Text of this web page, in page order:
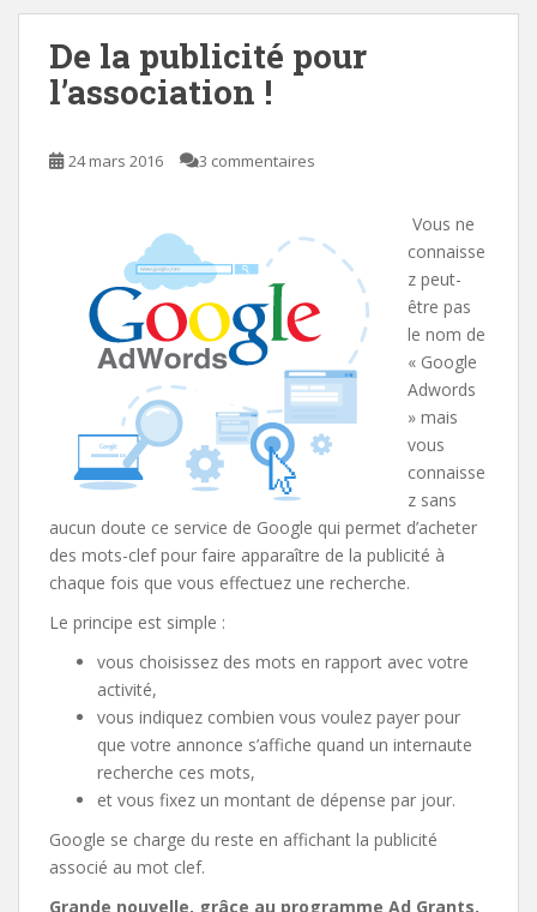
De la publicité pour
l’association !
24 mars 2016 3 commentaires
Vous ne
connaisse
z peut-
être pas
le nom de
« Google
Adwords
» mais
vous
connaisse
z sans
aucun doute ce service de Google qui permet d’acheter
des mots-clef pour faire apparaître de la publicité à
chaque fois que vous effectuez une recherche.
Le principe est simple :
vous choisissez des mots en rapport avec votre
activité,
vous indiquez combien vous voulez payer pour
que votre annonce s’affiche quand un internaute
recherche ces mots,
et vous fixez un montant de dépense par jour.
Google se charge du reste en affichant la publicité
associé au mot clef.
Grande nouvelle, grâce au programme Ad Grants,